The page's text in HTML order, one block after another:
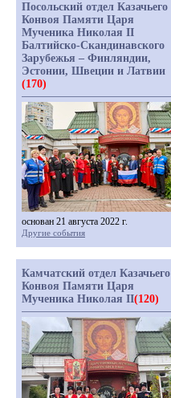
Посольский отдел Казачьего
Конвоя Памяти Царя
Мученика Николая II
Балтийско-Скандинавского
Зарубежья – Финляндии,
Эстонии, Швеции и Латвии
(170)
основан 21 августа 2022 г.
Другие события
Камчатский отдел Казачьего
Конвоя Памяти Царя
Мученика Николая II(120)